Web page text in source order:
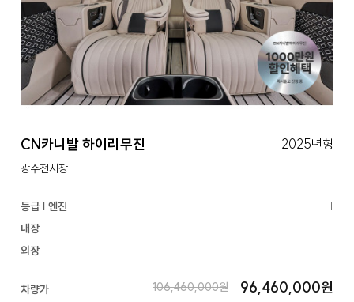
CN카니발 하이리무진 2025년형
광주전시장
등급 | 엔진
|
내장
외장
차량가 106,460,000원 96,460,000원